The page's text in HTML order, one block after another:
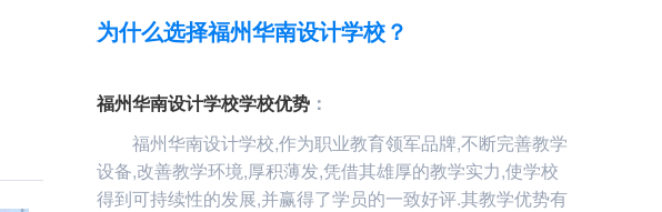
为什么选择福州华南设计学校？
福州华南设计学校学校优势 ：
福州华南设计学校,作为职业教育领军品牌,不断完善教学
设备,改善教学环境,厚积薄发,凭借其雄厚的教学实力,使学校
得到可持续性的发展,并赢得了学员的一致好评.其教学优势有